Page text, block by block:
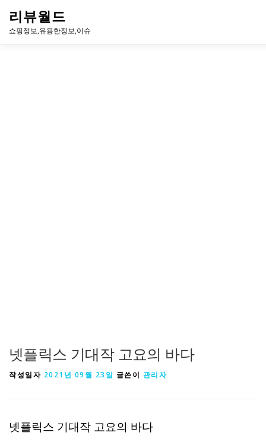
리뷰월드
쇼핑정보,유용한정보,이슈
넷플릭스 기대작 고요의 바다
작성일자 2021년 09월 23일 글쓴이 관리자
넷플릭스 기대작 고요의 바다